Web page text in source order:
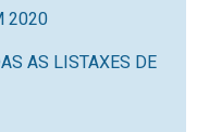
2020
AS LISTAXES DE